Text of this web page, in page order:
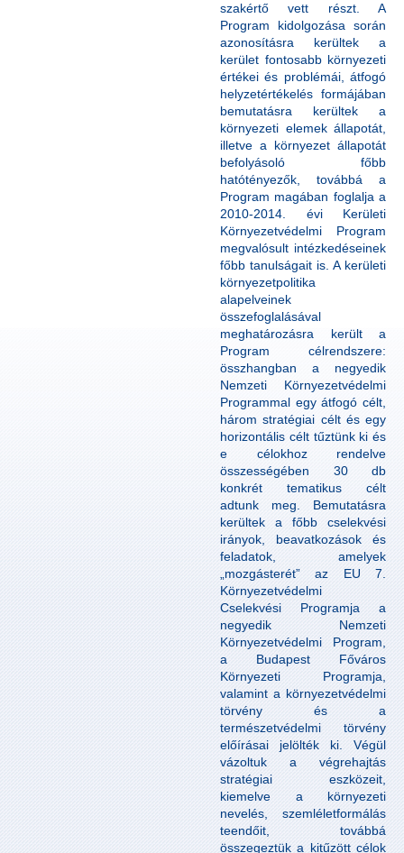
szakértő vett részt. A
Program kidolgozása során
azonosításra kerültek a
kerület fontosabb környezeti
értékei és problémái, átfogó
helyzetértékelés formájában
bemutatásra kerültek a
környezeti elemek állapotát,
illetve a környezet állapotát
befolyásoló főbb
hatótényezők, továbbá a
Program magában foglalja a
2010-2014. évi Kerületi
Környezetvédelmi Program
megvalósult intézkedéseinek
főbb tanulságait is. A kerületi
környezetpolitika
alapelveinek
összefoglalásával
meghatározásra került a
Program célrendszere:
összhangban a negyedik
Nemzeti Környezetvédelmi
Programmal egy átfogó célt,
három stratégiai célt és egy
horizontális célt tűztünk ki és
e célokhoz rendelve
összességében 30 db
konkrét tematikus célt
adtunk meg. Bemutatásra
kerültek a főbb cselekvési
irányok, beavatkozások és
feladatok, amelyek
„mozgásterét” az EU 7.
Környezetvédelmi
Cselekvési Programja a
negyedik Nemzeti
Környezetvédelmi Program,
a Budapest Főváros
Környezeti Programja,
valamint a környezetvédelmi
törvény és a
természetvédelmi törvény
előírásai jelölték ki. Végül
vázoltuk a végrehajtás
stratégiai eszközeit,
kiemelve a környezeti
nevelés, szemléletformálás
teendőit, továbbá
összegeztük a kitűzött célok